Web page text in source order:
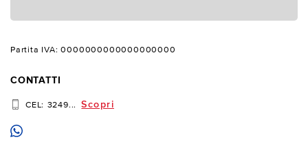
Partita IVA: 0000000000000000000
CONTATTI
CEL: 3249... Scopri